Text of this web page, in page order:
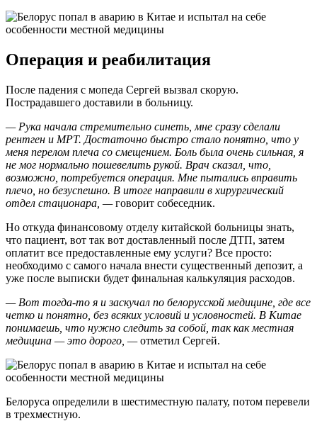
Операция и реабилитация
После падения с мопеда Сергей вызвал скорую.
Пострадавшего доставили в больницу.
— Рука начала стремительно синеть, мне сразу сделали
рентген и МРТ. Достаточно быстро стало понятно, что у
меня перелом плеча со смещением. Боль была очень сильная, я
не мог нормально пошевелить рукой. Врач сказал, что,
возможно, потребуется операция. Мне пытались вправить
плечо, но безуспешно. В итоге направили в хирургический
отдел стационара, —говорит собеседник.
Но откуда финансовому отделу китайской больницы знать,
что пациент, вот так вот доставленный после ДТП, затем
оплатит все предоставленные ему услуги? Все просто:
необходимо с самого начала внести существенный депозит, а
уже после выписки будет финальная калькуляция расходов.
— Вот тогда-то я и заскучал по белорусской медицине, где все
четко и понятно, без всяких условий и условностей. В Китае
понимаешь, что нужно следить за собой, так как местная
медицина — это дорого, —отметил Сергей.
Белоруса определили в шестиместную палату, потом перевели
в трехместную.